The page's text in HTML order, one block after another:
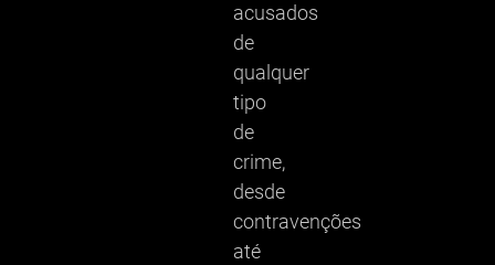
acusados
de
qualquer
tipo
de
crime,
desde
contravenções
até